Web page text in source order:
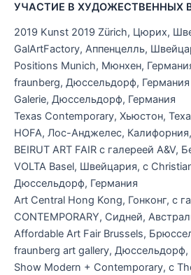
УЧАСТИЕ В ХУДОЖЕСТВЕННЫХ
2019 Kunst 2019 Zürich, Цюрих,
GalArtFactory, Аппенцелль,
Positions Munich, Мюнхен,
fraunberg, Дюссельдорф,
Galerie, Дюссельдорф, Германия
Texas Contemporary, Хьюстон,
HOFA, Лос-Анджелес,
BEIRUT ART FAIR с галереей A&V,
VOLTA Basel, Швейцария, с
Дюссельдорф, Германия
Art Central Hong Kong, Гонконг, с
CONTEMPORARY, Сидней,
Affordable Art Fair Brussels,
fraunberg art gallery, Дюссельдорф,
Show Modern + Contemporary, с